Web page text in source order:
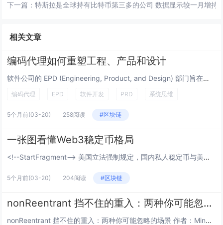
下一篇：特斯拉是全球持有比特币第三多的公司 数据显示较一月增持
相关文章
编码代理如何重塑工程、产品和设计
软件公司的 EPD (Engineering, Product, and Design) 部门旨在创建优质软件。尽管...
编码代理 EPD 软件开发 PRD 系统思维
5个月前(03-20) 258阅读 #区块链
一张图看懂Web3稳定币格局
<!--StartFragment--> 美国立法强制规定，国内私人稳定币与美元国债挂钩，换汤不换药，...
5个月前(03-20) 204阅读 #区块链
nonReentrant 挡不住的重入：两种你可能忽略的场景
nonReentrant 挡不住的重入：两种你可能忽略的场景 作者：Mingyang Fan (@SymmaTe...